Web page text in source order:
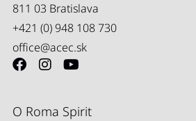
811 03 Bratislava
+421 (0) 948 108 730
office@acec.sk
O Roma Spirit